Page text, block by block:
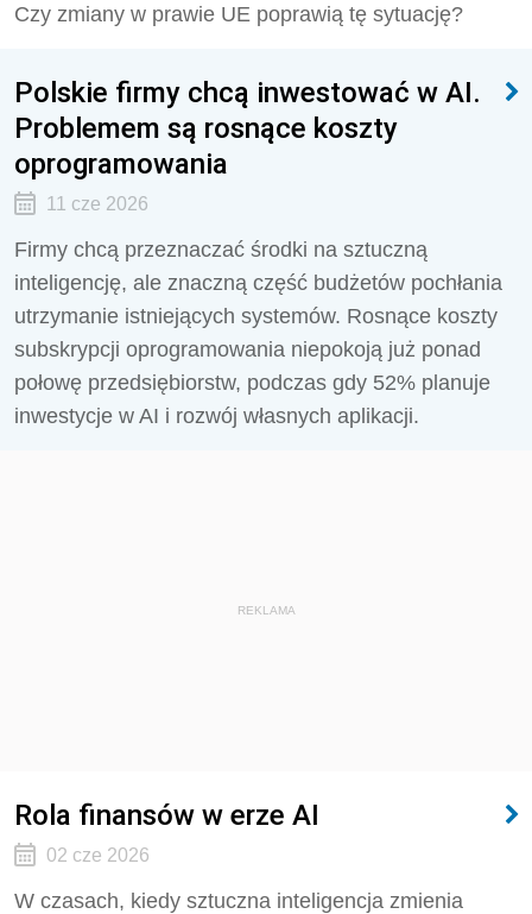
Czy zmiany w prawie UE poprawią tę sytuację?
Polskie firmy chcą inwestować w AI.
Problemem są rosnące koszty
oprogramowania
11 cze 2026
Firmy chcą przeznaczać środki na sztuczną
inteligencję, ale znaczną część budżetów pochłania
utrzymanie istniejących systemów. Rosnące koszty
subskrypcji oprogramowania niepokoją już ponad
połowę przedsiębiorstw, podczas gdy 52% planuje
inwestycje w AI i rozwój własnych aplikacji.
REKLAMA
Rola finansów w erze AI
02 cze 2026
W czasach, kiedy sztuczna inteligencja zmienia